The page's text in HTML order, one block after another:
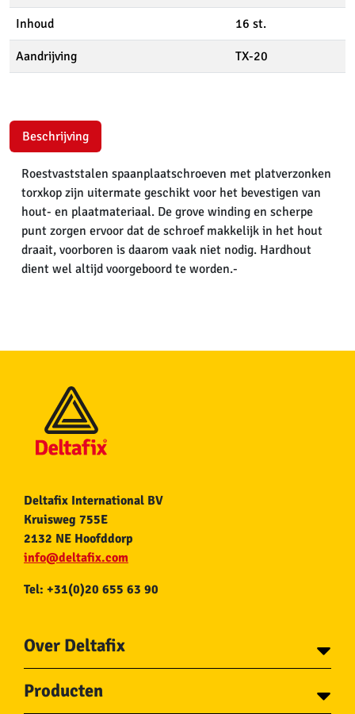
Inhoud 16 st.
Aandrijving TX-20
Beschrijving
Roestvaststalen spaanplaatschroeven met platverzonken
torxkop zijn uitermate geschikt voor het bevestigen van
hout- en plaatmateriaal. De grove winding en scherpe
punt zorgen ervoor dat de schroef makkelijk in het hout
draait, voorboren is daarom vaak niet nodig. Hardhout
dient wel altijd voorgeboord te worden.-
Deltafix International BV
Kruisweg 755E
2132 NE Hoofddorp
info@deltafix.com
Tel: +31(0)20 655 63 90
Over Deltafix
Voor gemeentes
Producten